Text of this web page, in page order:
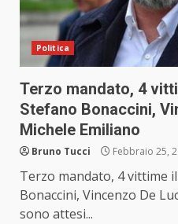
Politica
Terzo mandato, 4
Stefano Bonaccini,
Michele Emiliano
Bruno Tucci Febbraio 25,
Terzo mandato, 4 vittime
Bonaccini, Vincenzo De
sono attesi...